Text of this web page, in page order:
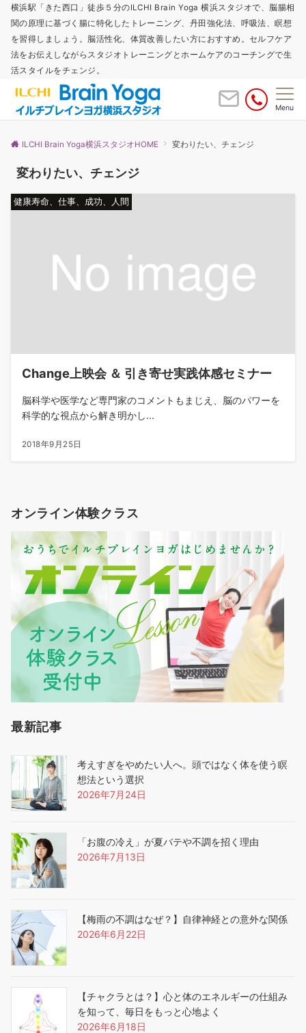
横浜駅「きた西口」徒歩５分のILCHI Brain Yoga 横浜スタジオで、脳腸相
関の原理に基づく腸に特化したトレーニング、丹田強化法、呼吸法、瞑想
を習得しましょう。脳活性化、体質改善したい方におすすめ。セルフケア
法をお伝えしながらスタジオトレーニングとホームケアのコーチングで生
活スタイルをチェンジ。
Menu
ILCHI Brain Yoga横浜スタジオHOME 変わりたい、チェンジ
変わりたい、チェンジ
健康寿命、仕事、成功、人間
Change上映会 ＆ 引き寄せ実践体感セミナー
脳科学や医学など専門家のコメントもまじえ、脳のパワーを
科学的な視点から解き明かし...
2018年9月25日
オンライン体験クラス
最新記事
考えすぎをやめたい人へ。頭ではなく体を使う瞑
想法という選択
2026年7月24日
「お腹の冷え」が夏バテや不調を招く理由
2026年7月13日
【梅雨の不調はなぜ？】自律神経との意外な関係
2026年6月22日
【チャクラとは？】心と体のエネルギーの仕組み
を知って、毎日をもっと心地よく
2026年6月18日